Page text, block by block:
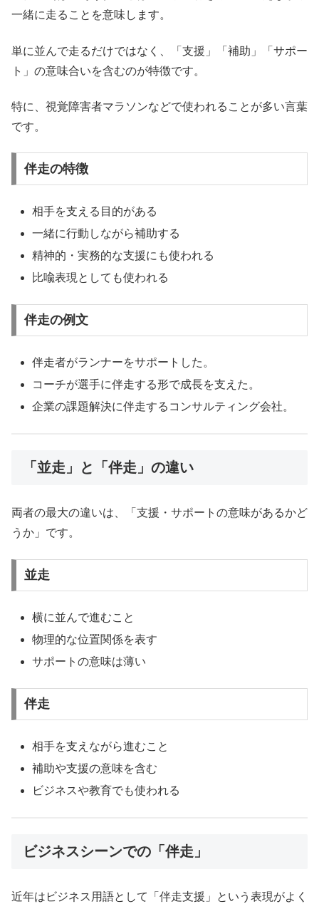
一緒に走ることを意味します。
単に並んで走るだけではなく、「支援」「補助」「サポー
ト」の意味合いを含むのが特徴です。
特に、視覚障害者マラソンなどで使われることが多い言葉
です。
伴走の特徴
相手を支える目的がある
一緒に行動しながら補助する
精神的・実務的な支援にも使われる
比喩表現としても使われる
伴走の例文
伴走者がランナーをサポートした。
コーチが選手に伴走する形で成長を支えた。
企業の課題解決に伴走するコンサルティング会社。
「並走」と「伴走」の違い
両者の最大の違いは、「支援・サポートの意味があるかど
うか」です。
並走
横に並んで進むこと
物理的な位置関係を表す
サポートの意味は薄い
伴走
相手を支えながら進むこと
補助や支援の意味を含む
ビジネスや教育でも使われる
ビジネスシーンでの「伴走」
近年はビジネス用語として「伴走支援」という表現がよく